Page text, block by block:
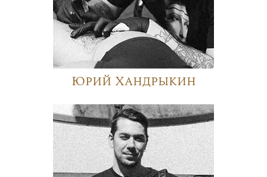
Юрий Хандрыкин